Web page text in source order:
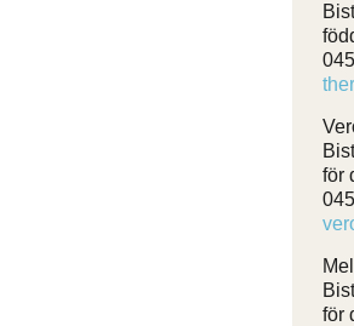
för
för